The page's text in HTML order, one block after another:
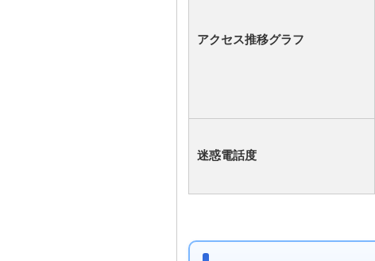
アクセス推移グラフ
迷惑電話度